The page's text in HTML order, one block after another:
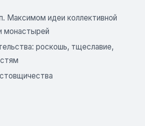
Максимом идеи коллективной
монастырей
роскошь, тщеславие,